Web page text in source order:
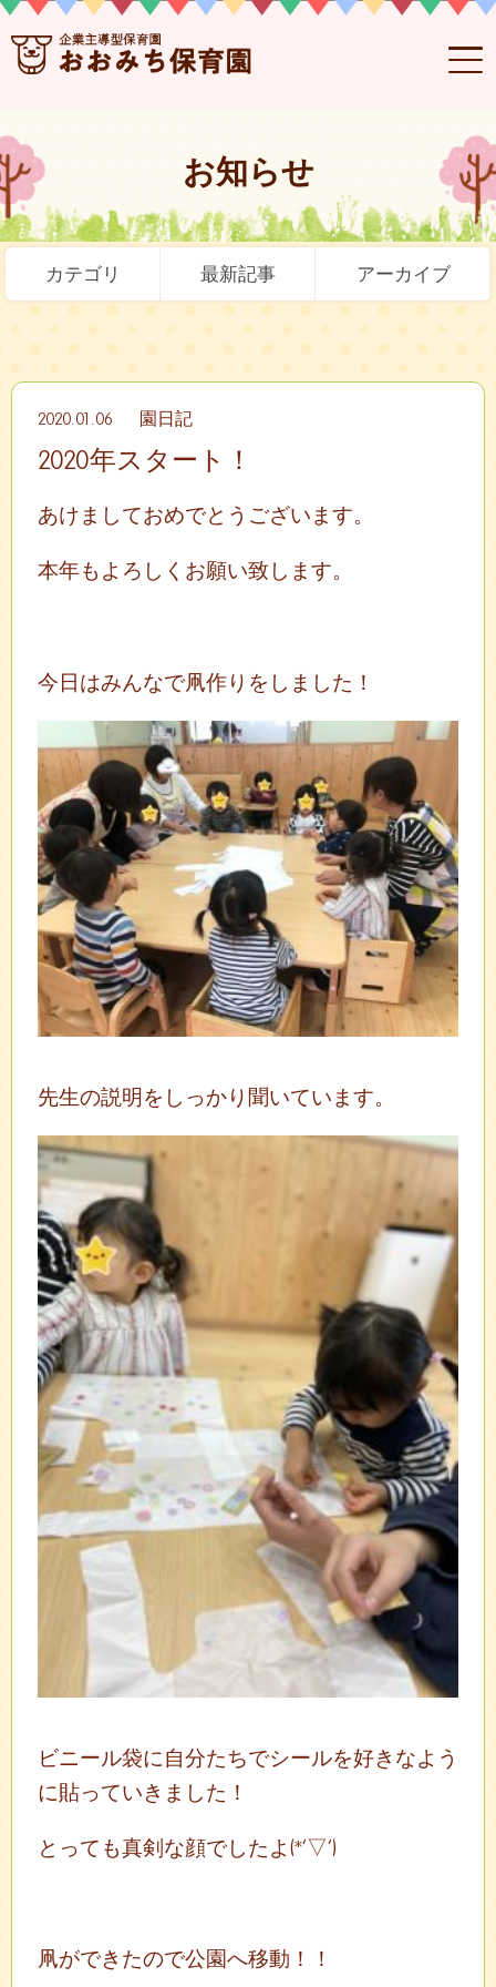
お知らせ
カテゴリ 最新記事 アーカイブ
2020.01.06 園日記
2020年スタート！
あけましておめでとうございます。
本年もよろしくお願い致します。
今日はみんなで凧作りをしました！
先生の説明をしっかり聞いています。
ビニール袋に自分たちでシールを好きなよう
に貼っていきました！
とっても真剣な顔でしたよ(*’▽’)
凧ができたので公園へ移動！！